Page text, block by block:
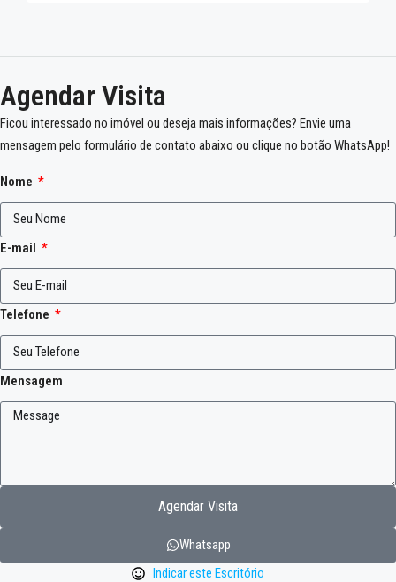
Agendar Visita
Ficou interessado no imóvel ou deseja mais informações? Envie uma
mensagem pelo formulário de contato abaixo ou clique no botão WhatsApp!
Nome
E-mail
Telefone
Mensagem
Agendar Visita
Whatsapp
Indicar este Escritório